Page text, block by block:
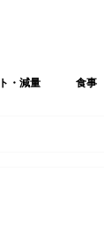
・減量 食事